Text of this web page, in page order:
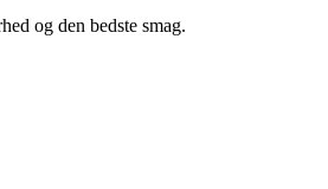
og den bedste smag.